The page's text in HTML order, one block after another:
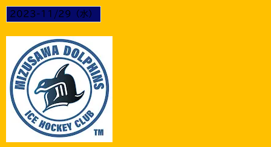
2023-11/29（水）